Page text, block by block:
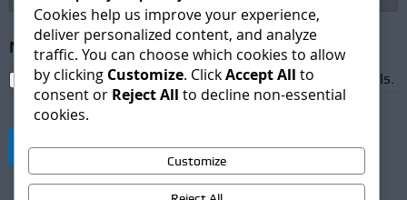
ó
i
Newsletter Subscription*
I agree to receive newsletters and promotional emails.
Suscribirse
Cookies help us improve your experience,
deliver personalized content, and analyze
traffic. You can choose which cookies to allow
by clicking Customize. ClickAccept All to
consent or Reject All to decline non-essential
cookies.
Customize